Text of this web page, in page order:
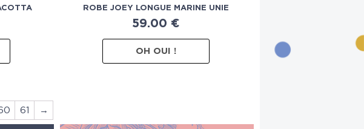
ROBE JOEY LONGUE MARINE UNIE
59.00 €
OH OUI !
61 →